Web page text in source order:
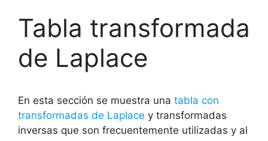
Tabla transformada
de Laplace
En esta sección se muestra una tabla con
transformadas de Laplace y transformadas
inversas que son frecuentemente utilizadas y al